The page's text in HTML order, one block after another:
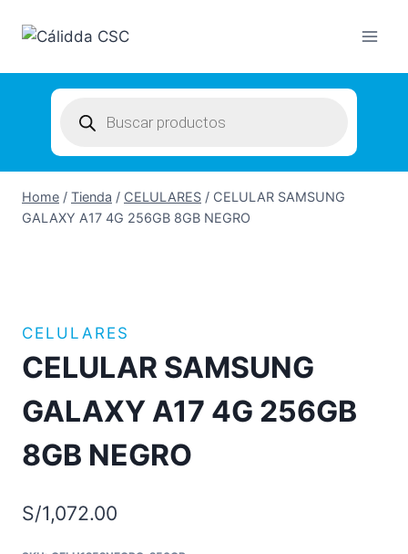
search
Home / Tienda / CELULARES / CELULAR SAMSUNG
GALAXY A17 4G 256GB 8GB NEGRO
CELULARES
CELULAR SAMSUNG
GALAXY A17 4G 256GB
8GB NEGRO
S/1,072.00